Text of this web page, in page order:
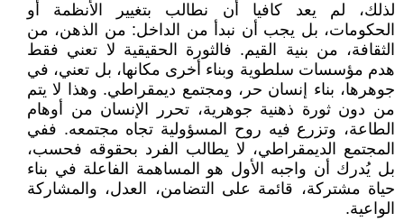
لذلك، لم يعد كافيا أن نطالب بتغيير الأنظمة أو
الحكومات، بل يجب أن نبدأ من الداخل: من الذهن، من
الثقافة، من بنية القيم. فالثورة الحقيقية لا تعني فقط
هدم مؤسسات سلطوية وبناء أخرى مكانها، بل تعني، في
جوهرها، بناء إنسان حر، ومجتمع ديمقراطي. وهذا لا يتم
من دون ثورة ذهنية جوهرية، تحرر الإنسان من أوهام
الطاعة، وتزرع فيه روح المسؤولية تجاه مجتمعه. ففي
المجتمع الديمقراطي، لا يطالب الفرد بحقوقه فحسب،
بل يُدرك أن واجبه الأول هو المساهمة الفاعلة في بناء
حياة مشتركة، قائمة على التضامن، العدل، والمشاركة
الواعية.